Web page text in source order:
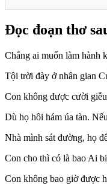
Đọc đoạn thơ
Chẳng ai muốn làm hành
Tội trời đày ở nhân gian
Con không được cười
Dù họ hôi hám úa tàn.
Nhà mình sát đường, họ
Con cho thì có là bao Ai
Con không bao giờ được